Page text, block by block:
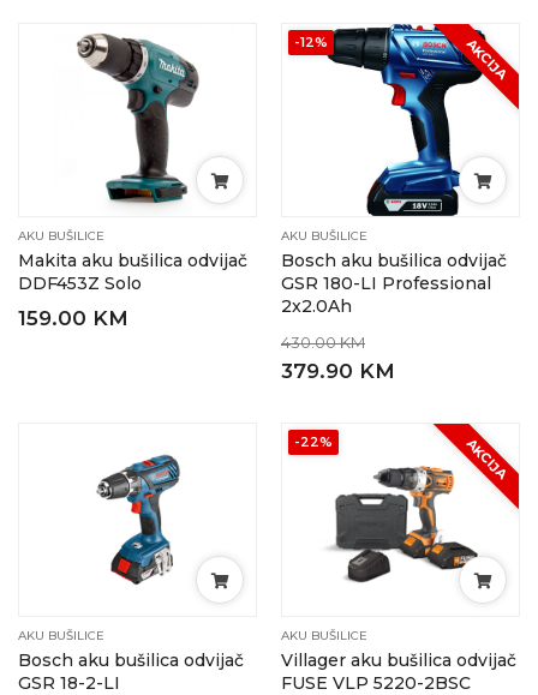
AKU BUŠILICE
Makita aku bušilica odvijač
DDF453Z Solo
159.00 KM
-12% AKCIJA
AKU BUŠILICE
Bosch aku bušilica odvijač
GSR 180-LI Professional
2x2.0Ah
430.00 KM
379.90 KM
AKU BUŠILICE
Bosch aku bušilica odvijač
GSR 18-2-LI
-22% AKCIJA
AKU BUŠILICE
Villager aku bušilica odvijač
FUSE VLP 5220-2BSC